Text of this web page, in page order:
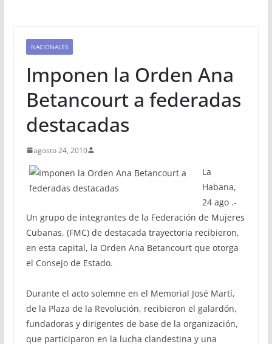
NACIONALES
Imponen la Orden Ana
Betancourt a federadas
destacadas
agosto 24, 2010
La
Habana,
24 ago .-
Un grupo de integrantes de la Federación de Mujeres
Cubanas, (FMC) de destacada trayectoria recibieron,
en esta capital, la Orden Ana Betancourt que otorga
el Consejo de Estado.
Durante el acto solemne en el Memorial José Martí,
de la Plaza de la Revolución, recibieron el galardón,
fundadoras y dirigentes de base de la organización,
que participaron en la lucha clandestina y una